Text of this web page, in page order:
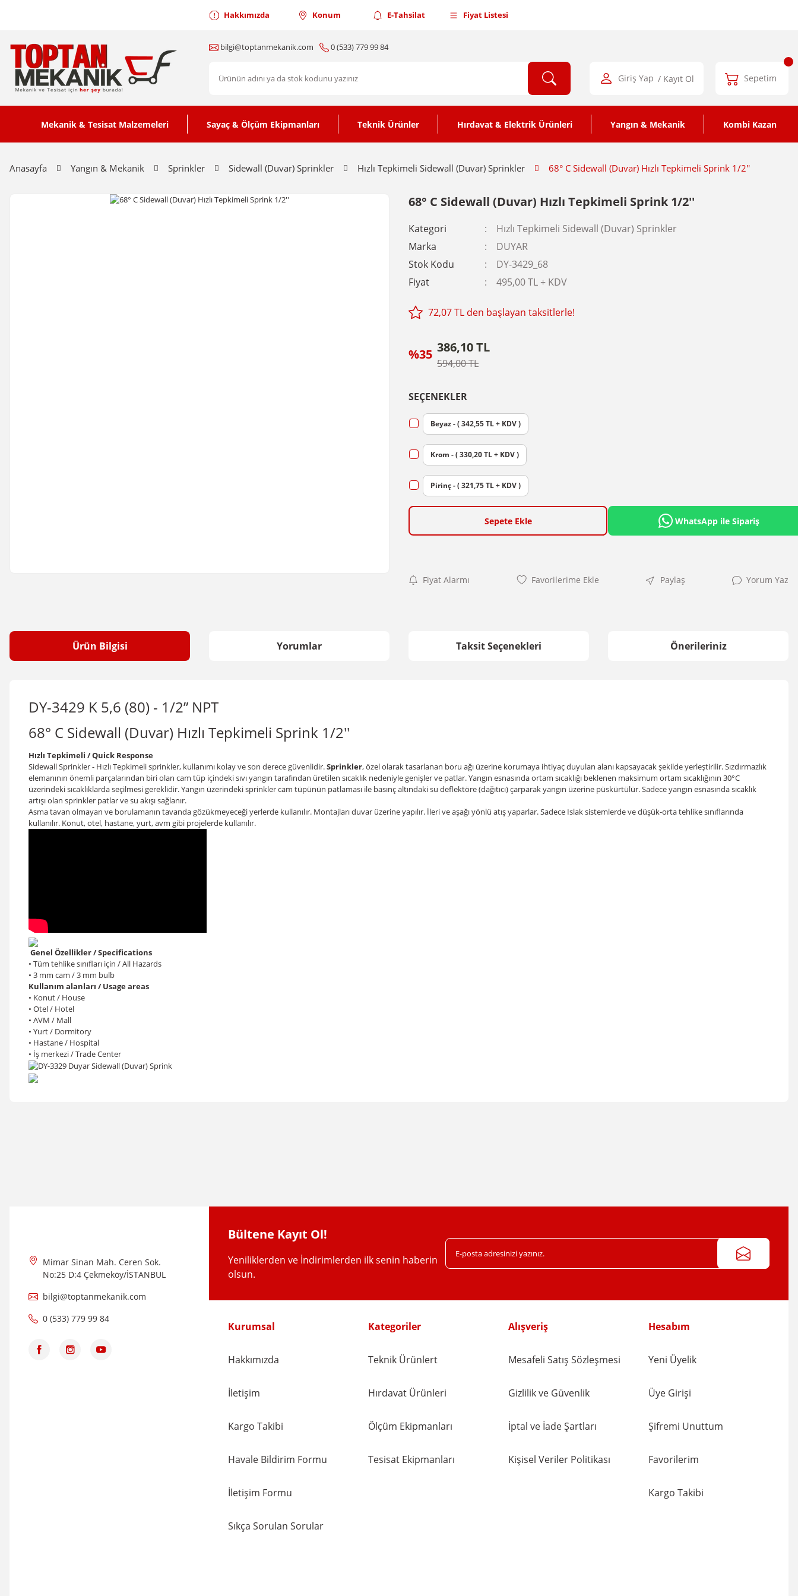
Hakkımızda Konum E-Tahsilat Fiyat Listesi
bilgi@toptanmekanik.com 0 (533) 779 99 84
Giriş Yap / Kayıt Ol Sepetim
Mekanik & Tesisat Malzemeleri Sayaç & Ölçüm Ekipmanları Teknik Ürünler Hırdavat & Elektrik Ürünleri Yangın & Mekanik Kombi Kazan
Anasayfa Yangın & Mekanik Sprinkler Sidewall (Duvar) Sprinkler Hızlı Tepkimeli Sidewall (Duvar) Sprinkler 68° C Sidewall (Duvar) Hızlı Tepkimeli Sprink 1/2''
68° C Sidewall (Duvar) Hızlı Tepkimeli Sprink 1/2''
Kategori
Hızlı Tepkimeli Sidewall (Duvar) Sprinkler
Marka
DUYAR
Stok Kodu
DY-3429_68
Fiyat
495,00 TL + KDV
72,07 TL den başlayan taksitlerle!
%35 386,10 TL
594,00 TL
SEÇENEKLER
Beyaz - ( 342,55 TL + KDV )
Krom - ( 330,20 TL + KDV )
Pirinç - ( 321,75 TL + KDV )
Sepete Ekle WhatsApp ile Sipariş
Fiyat Alarmı Paylaş Yorum Yaz
Ürün Bilgisi Yorumlar Taksit Seçenekleri Önerileriniz
DY-3429 K 5,6 (80) - 1/2” NPT
68° C Sidewall (Duvar) Hızlı Tepkimeli Sprink 1/2''
Hızlı Tepkimeli / Quick Response
Sidewall Sprinkler - Hızlı Tepkimeli sprinkler, kullanımı kolay ve son derece güvenlidir.Sprinkler, özel olarak tasarlanan boru ağı üzerine korumaya ihtiyaç duyulan alanı kapsayacak şekilde yerleştirilir. Sızdırmazlık
elemanının önemli parçalarından biri olan cam tüp içindeki sıvı yangın tarafından üretilen sıcaklık nedeniyle genişler ve patlar. Yangın esnasında ortam sıcaklığı beklenen maksimum ortam sıcaklığının 30°C
üzerindeki sıcaklıklarda seçilmesi gereklidir. Yangın üzerindeki sprinkler cam tüpünün patlaması ile basınç altındaki su deflektöre (dağıtıcı) çarparak yangın üzerine püskürtülür. Sadece yangın esnasında sıcaklık
artışı olan sprinkler patlar ve su akışı sağlanır.
Asma tavan olmayan ve borulamanın tavanda gözükmeyeceği yerlerde kullanılır. Montajları duvar üzerine yapılır. İleri ve aşağı yönlü atış yaparlar. Sadece Islak sistemlerde ve düşük-orta tehlike sınıflarında
kullanılır. Konut, otel, hastane, yurt, avm gibi projelerde kullanılır.
Genel Özellikler / Specifications
• Tüm tehlike sınıfları için / All Hazards
• 3 mm cam / 3 mm bulb
Kullanım alanları / Usage areas
• Konut / House
• Otel / Hotel
• AVM / Mall
• Yurt / Dormitory
• Hastane / Hospital
• İş merkezi / Trade Center
Mimar Sinan Mah. Ceren Sok.
No:25 D:4 Çekmeköy/İSTANBUL
bilgi@toptanmekanik.com
0 (533) 779 99 84
Bültene Kayıt Ol!
Yeniliklerden ve İndirimlerden ilk senin haberin
olsun.
Kurumsal
Hakkımızda
İletişim
Kargo Takibi
Havale Bildirim Formu
İletişim Formu
Sıkça Sorulan Sorular
Kategoriler
Teknik Ürünlert
Hırdavat Ürünleri
Ölçüm Ekipmanları
Tesisat Ekipmanları
Alışveriş
Mesafeli Satış Sözleşmesi
Gizlilik ve Güvenlik
İptal ve İade Şartları
Kişisel Veriler Politikası
Hesabım
Yeni Üyelik
Üye Girişi
Şifremi Unuttum
Favorilerim
Kargo Takibi